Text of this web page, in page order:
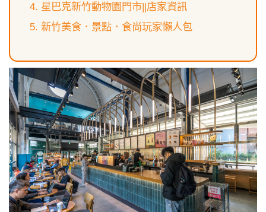
星巴克新竹動物園門市||店家資訊
新竹美食．景點．食尚玩家懶人包